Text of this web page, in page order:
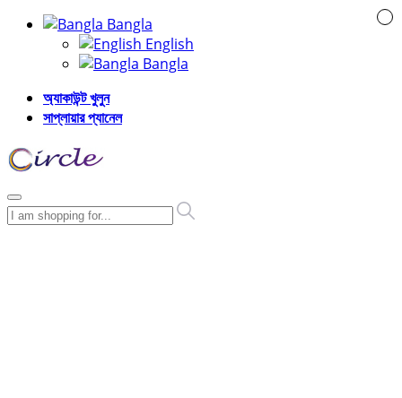
Bangla
English
Bangla
অ্যাকাউন্ট খুলুন
সাপ্লায়ার প্যানেল